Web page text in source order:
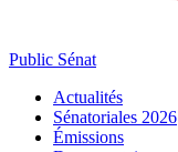
Public Sénat
Actualités
Sénatoriales 2026
Émissions